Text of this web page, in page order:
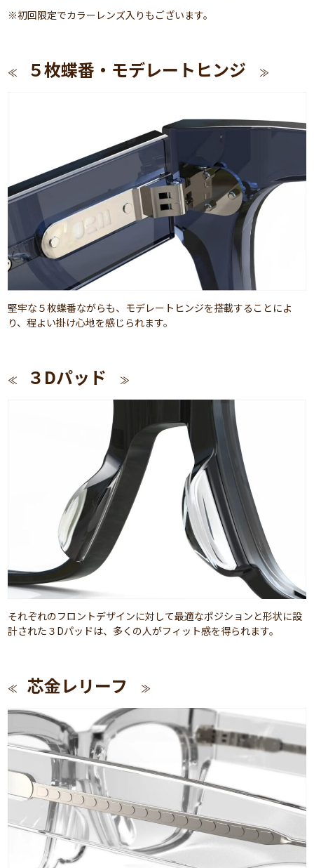
※初回限定でカラーレンズ入りもございます。
≪ ５枚蝶番・モデレートヒンジ ≫
堅牢な５枚蝶番ながらも、モデレートヒンジを搭載することによ
り、程よい掛け心地を感じられます。
≪ ３Dパッド ≫
それぞれのフロントデザインに対して最適なポジションと形状に設
計された３Dパッドは、多くの人がフィット感を得られます。
≪芯金レリーフ ≫